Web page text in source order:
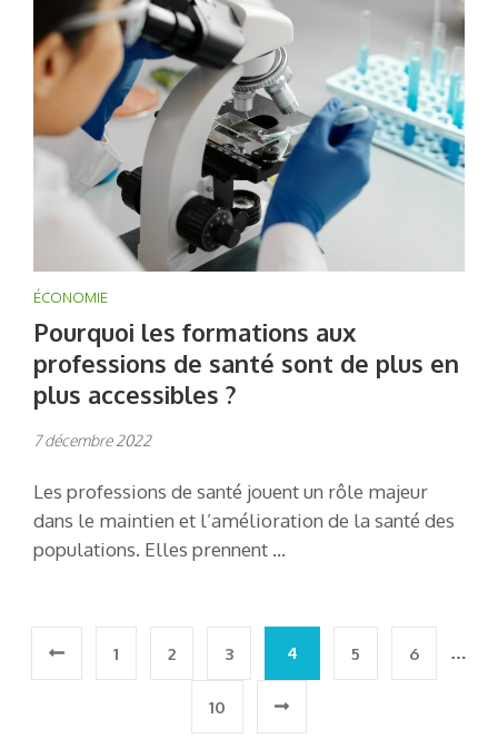
ÉCONOMIE
Pourquoi les formations aux
professions de santé sont de plus en
plus accessibles ?
7 décembre 2022
Les professions de santé jouent un rôle majeur
dans le maintien et l’amélioration de la santé des
populations. Elles prennent …
Pagination1 2 3 4 5 6 …
10